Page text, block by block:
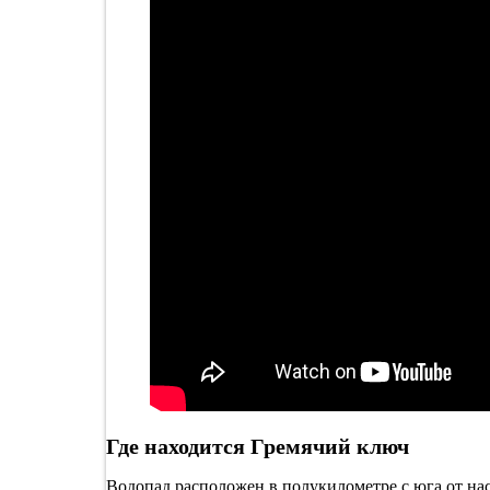
Где находится Гремячий ключ